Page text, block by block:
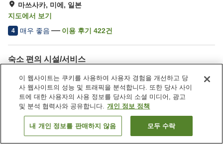
마쓰사카, 미에, 일본
지도에서 보기
4 매우 좋음 이용 후기 422건
숙소 편의 시설/서비스
주차장
스파 / 미용실
레스토랑
자동판매기
일본 미에 마쓰사카 호텔 루트인 마쓰사카 에키히가시
객실 보기
이 웹사이트는 쿠키를 사용하여 사용자 경험을 개선하고 당
사 웹사이트의 성능 및 트래픽을 분석합니다. 또한 당사 사이
트에 대한 사용자의 사용 정보를 당사의 소셜 미디어, 광고
및 분석 협력사와 공유합니다. 개인 정보 정책
내 개인 정보를 판매하지 않음 모두 수락